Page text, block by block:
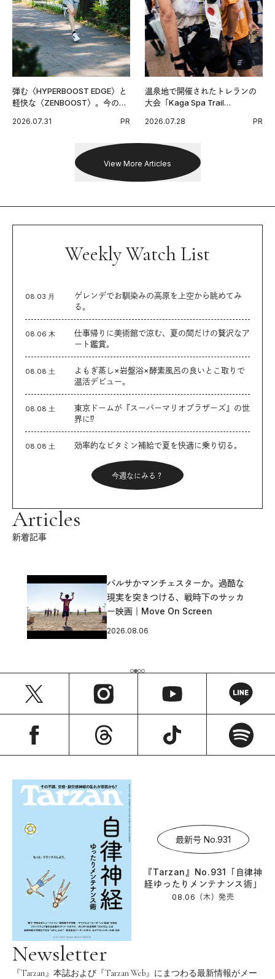
弾む〈HYPERBOOST EDGE〉と
軽快な〈ZENBOOST〉。今の時
出した新機軸。
2026.07.31 PR
温泉地で開催されたトレランの
大会「Kaga Spa Trail
戦を夢見るランナーたちの奮闘
2026.07.28 PR
View More Articles
Weekly Watch List
08.03 月
ゲレンデでお馴染みの高原を上空から眺めてみ
る。
08.06 木
仕事帰りに美術館で涼む、夏の間だけの贅沢なア
ート鑑賞。
08.08 土
よもぎ蒸し×岩盤浴×酵素風呂の良いとこ取りで
温活デビュー。
08.08 土
東京ドームが『スーパーマリオブラザーズ』の世
界に⁉︎
08.08 土 効率的なビタミン補給で夏を快適に乗り切る。
今週なにみる？
Articles
新着記事
バルサかマンチェスターか。過酷な
現実を突きつける、戦時下のサッカ
ー映画｜Move On Screen
2026.08.06
最新号 No.931
『Tarzan』No.931「自律神
経ゆったりメンテナンス術」
08.06（木）発売
Newsletter
『Tarzan』本誌および『Tarzan Web』にまつわる最新情報がメー